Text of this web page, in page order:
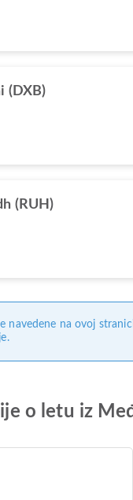
(DXB)
(RUH)
navedene na ovoj
o letu iz